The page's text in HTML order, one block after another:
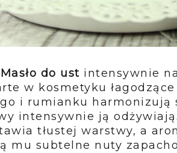
do ust intensywnie
w kosmetyku
i rumianku harmonizują
intensywnie ją
tłustej warstwy, a
mu subtelne nuty